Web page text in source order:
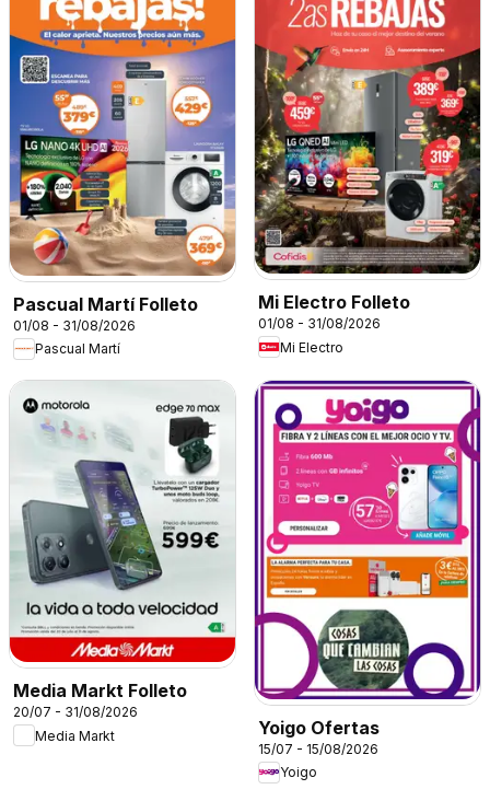
Pascual Martí Folleto
01/08 - 31/08/2026
Pascual Martí
Mi Electro Folleto
01/08 - 31/08/2026
Mi Electro
Media Markt Folleto
20/07 - 31/08/2026
Media Markt
Yoigo Ofertas
15/07 - 15/08/2026
Yoigo